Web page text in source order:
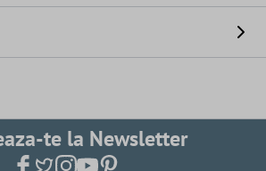
te la Newsletter